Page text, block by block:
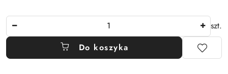
szt.
Do koszyka